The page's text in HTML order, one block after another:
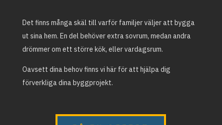
Det finns många skäl till varför familjer väljer att bygga
ut sina hem. En del behöver extra sovrum, medan andra
drömmer om ett större kök, eller vardagsrum.
Oavsett dina behov finns vi här för att hjälpa dig
förverkliga dina byggprojekt.